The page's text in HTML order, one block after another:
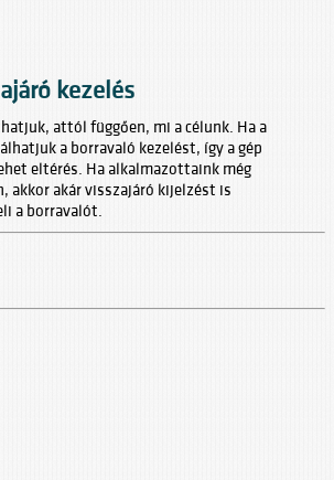
kezelés
attól függően, mi a célunk. Ha a
a borravaló kezelést, így a gép
eltérés. Ha alkalmazottaink még
akkor akár visszajáró kijelzést is
a borravalót.